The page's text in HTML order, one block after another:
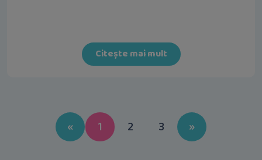
Citește mai mult
«Previous
1 2 3 »Next